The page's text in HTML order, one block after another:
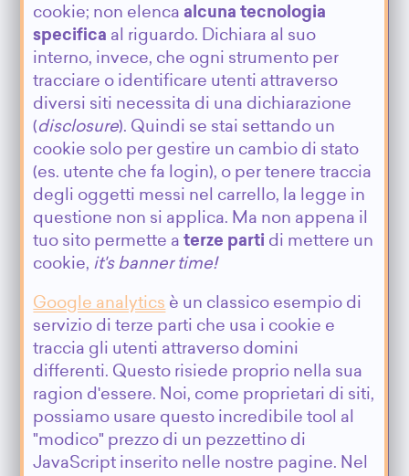
cookie; non elenca alcuna tecnologia
specifica al riguardo. Dichiara al suo
interno, invece, che ogni strumento per
tracciare o identificare utenti attraverso
diversi siti necessita di una dichiarazione
(disclosure). Quindi se stai settando un
cookie solo per gestire un cambio di stato
(es. utente che fa login), o per tenere traccia
degli oggetti messi nel carrello, la legge in
questione non si applica. Ma non appena il
tuo sito permette aterze parti di mettere un
cookie, it's banner time!
Google analytics è un classico esempio di
servizio di terze parti che usa i cookie e
traccia gli utenti attraverso domini
differenti. Questo risiede proprio nella sua
ragion d'essere. Noi, come proprietari di siti,
possiamo usare questo incredibile tool al
"modico" prezzo di un pezzettino di
JavaScript inserito nelle nostre pagine. Nel